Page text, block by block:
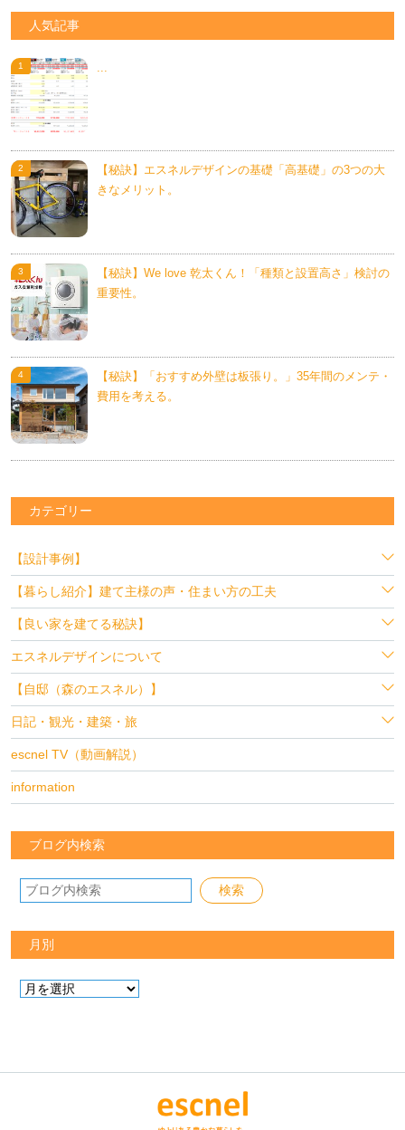
人気記事
【秘訣】エスネルデザインの基礎「高基礎」の3つの大
きなメリット。
【秘訣】We love 乾太くん！「種類と設置高さ」検討の
重要性。
【秘訣】「おすすめ外壁は板張り。」35年間のメンテ・
費用を考える。
カテゴリー
【設計事例】
【暮らし紹介】建て主様の声・住まい方の工夫
【良い家を建てる秘訣】
エスネルデザインについて
【自邸（森のエスネル）】
日記・観光・建築・旅
escnel TV（動画解説）
information
ブログ内検索
月別